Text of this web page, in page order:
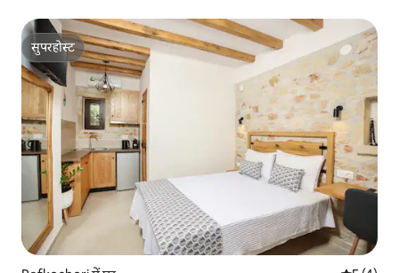
सुपरहोस्ट
सुपरहोस्ट